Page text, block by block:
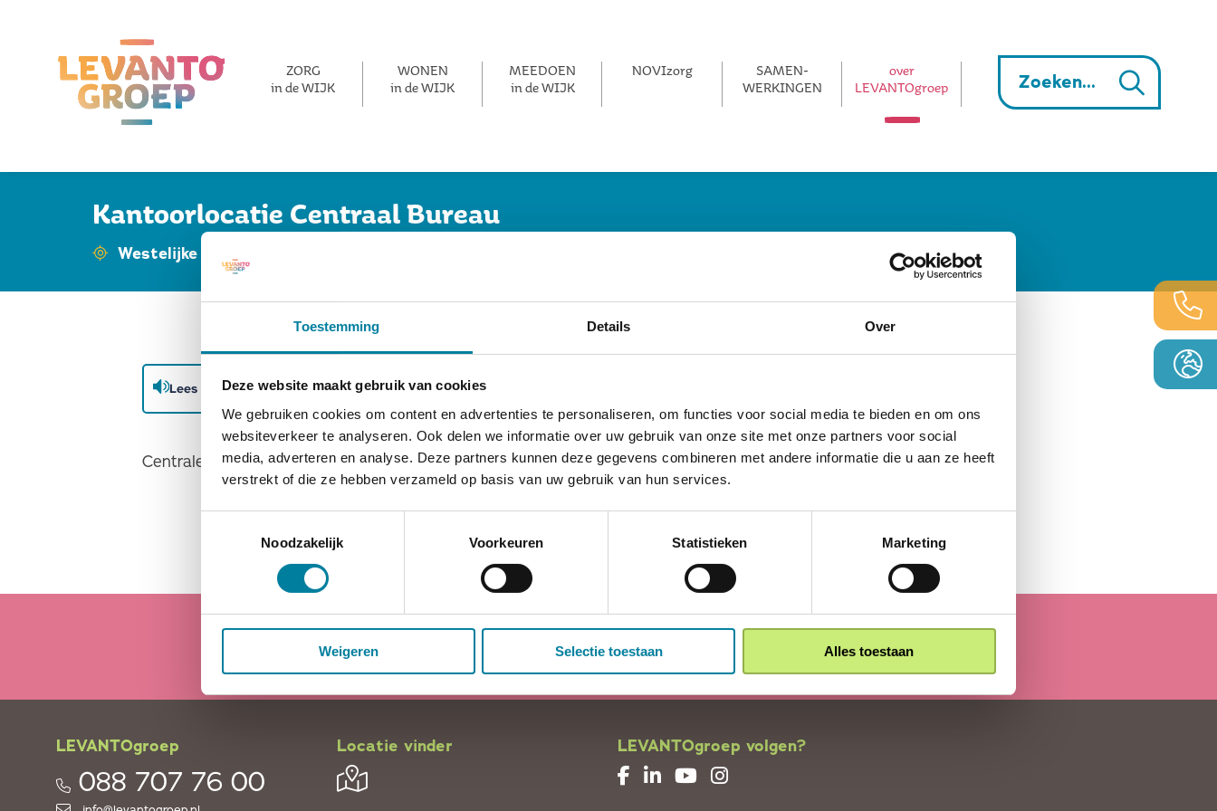
Toestemming Details Over
Deze website maakt gebruik van cookies
We gebruiken cookies om content en advertenties te personaliseren, om functies voor social media te bieden en om ons
websiteverkeer te analyseren. Ook delen we informatie over uw gebruik van onze site met onze partners voor social
media, adverteren en analyse. Deze partners kunnen deze gegevens combineren met andere informatie die u aan ze heeft
verstrekt of die ze hebben verzameld op basis van uw gebruik van hun services.
Noodzakelijk
Voorkeuren Statistieken Marketing
Weigeren Selectie toestaan Alles toestaan
ZORG
in de WIJK
WONEN
in de WIJK
MEEDOEN
in de WIJK
NOVIzorg
SAMEN­­
WERKINGEN
over
LEVANTOgroep
Kantoorlocatie Centraal Bureau
Westelijke Mijnstreek
Lees voor Uitleg woorden Simpele tekst
Centrale kantoorlocatie met alle dienstverlening ondersteunend aan de zorg.
Terug naar overzicht
LEVANTOgroep
088 707 76 00
Locatie vinder LEVANTOgroep volgen?